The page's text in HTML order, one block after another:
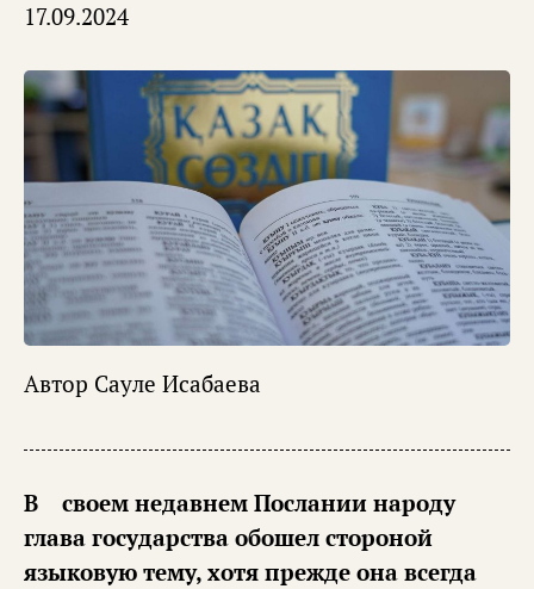
17.09.2024
Автор Сауле Исабаева
В своем недавнем Послании народу
глава государства обошел стороной
языковую тему, хотя прежде она всегда